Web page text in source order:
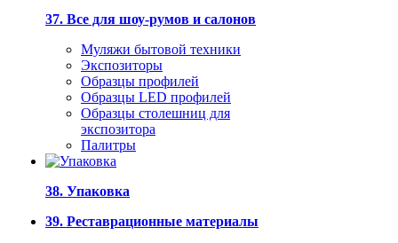
37. Все для шоу-румов и салонов
Муляжи бытовой техники
Экспозиторы
Образцы профилей
Образцы LED профилей
Образцы столешниц для
экспозитора
Палитры
38. Упаковка
39. Реставрационные материалы